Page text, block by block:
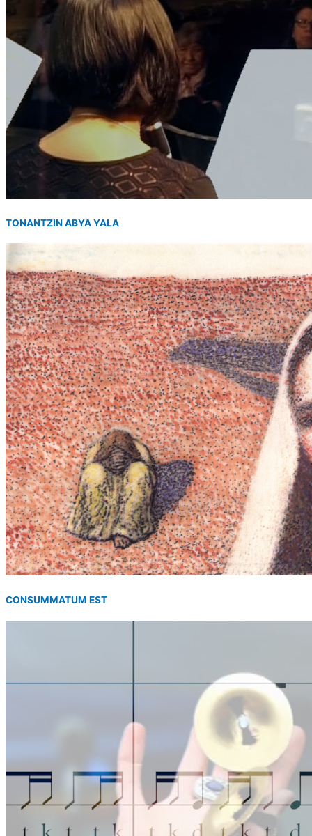
TONANTZIN ABYA YALA
CONSUMMATUM EST